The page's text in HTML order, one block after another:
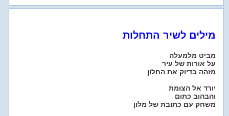
מילים לשיר התחלות
מביט מלמעלה
על אורות של עיר
מזהה בדיוק את החלון
יורד אל הצומת
והבהוב כתום
משחק עם כתובת של מלון